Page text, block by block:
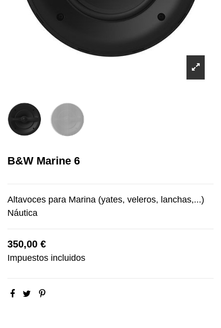
B&W Marine 6
Altavoces para Marina (yates, veleros, lanchas,...)
Náutica
350,00 €
Impuestos incluidos